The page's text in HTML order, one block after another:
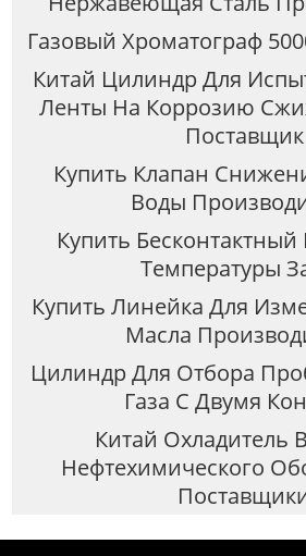
Газовый Хроматограф
Китай Цилиндр Для
Ленты На Коррозию
Поставщик
Купить Клапан
Воды
Купить
Температуры
Купить Линейка Для
Масла
Цилиндр Для Отбора
Газа С Двумя
Китай Охладитель
Нефтехимического